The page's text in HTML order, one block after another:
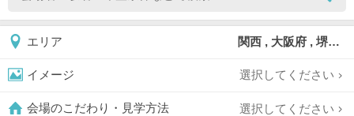
エリア 関西 , 大阪府 , 堺市 , 堺市中区
イメージ 選択してください
会場のこだわり・見学方法 選択してください